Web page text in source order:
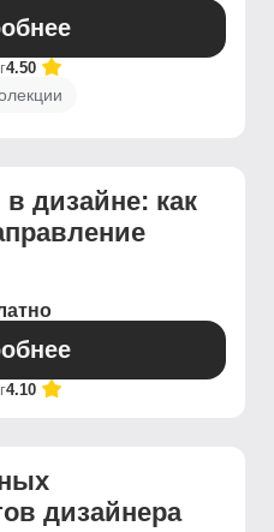
4.50
дизайне: как
4.10
дизайнера